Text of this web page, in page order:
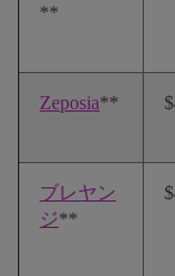
**
Zeposia**
ブレヤン
ジ**